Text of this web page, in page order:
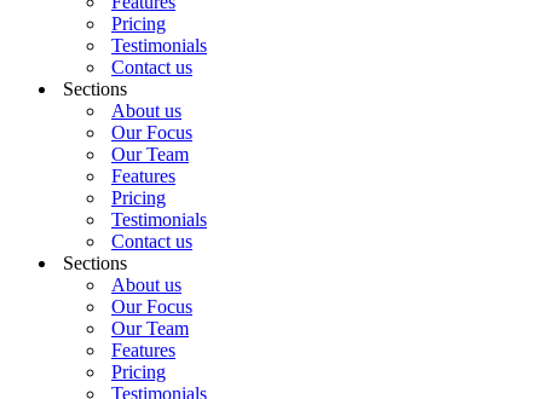
Pricing
Testimonials
Contact us
Sections
About us
Our Focus
Our Team
Features
Pricing
Testimonials
Contact us
Sections
About us
Our Focus
Our Team
Features
Pricing
Testimonials